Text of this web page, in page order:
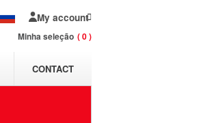
My account
Minha seleção 0
CONTACT